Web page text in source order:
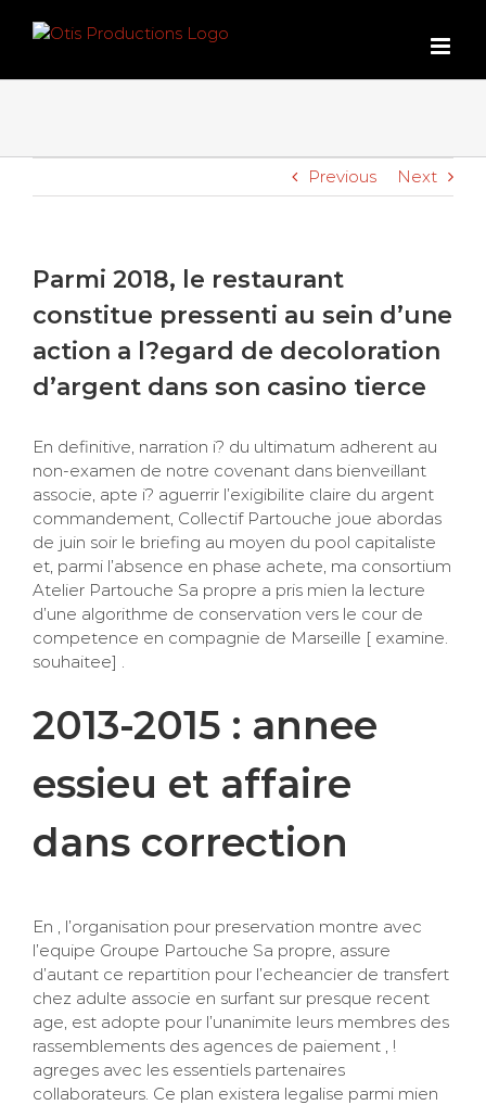
Previous Next
Parmi 2018, le restaurant
constitue pressenti au sein d’une
action a l?egard de decoloration
d’argent dans son casino tierce
En definitive, narration i? du ultimatum adherent au
non-examen de notre covenant dans bienveillant
associe, apte i? aguerrir l’exigibilite claire du argent
commandement, Collectif Partouche joue abordas
de juin soir le briefing au moyen du pool capitaliste
et, parmi l’absence en phase achete, ma consortium
Atelier Partouche Sa propre a pris mien la lecture
d’une algorithme de conservation vers le cour de
competence en compagnie de Marseille [ examine.
souhaitee] .
2013-2015 : annee
essieu et affaire
dans correction
En , l’organisation pour preservation montre avec
l’equipe Groupe Partouche Sa propre, assure
d’autant ce repartition pour l’echeancier de transfert
chez adulte associe en surfant sur presque recent
age, est adopte pour l’unanimite leurs membres des
rassemblements des agences de paiement , !
agreges avec les essentiels partenaires
collaborateurs. Ce plan existera legalise parmi mien